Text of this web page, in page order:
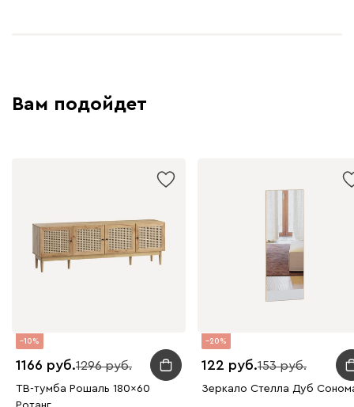
Вам подойдет
10
1166 1296
ТВ-тумба Рошаль 180x60
20
122 153
Зеркало Стелла Дуб